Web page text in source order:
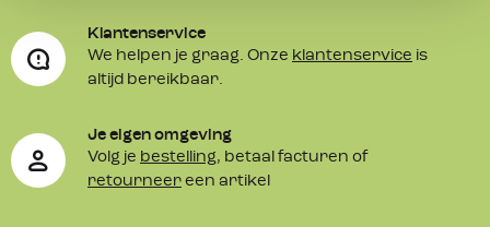
Klantenservice
We helpen je graag. Onze klantenservice is
altijd bereikbaar.
Je eigen omgeving
Volg je bestelling, betaal facturen of
retourneer een artikel